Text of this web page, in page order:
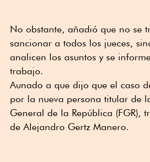
No obstante, añadió que no se
sancionar a todos los jueces,
analicen los asuntos y se
trabajo.
Aunado a que dijo que el caso
por la nueva persona titular de
General de la República (FGR),
de Alejandro Gertz Manero.